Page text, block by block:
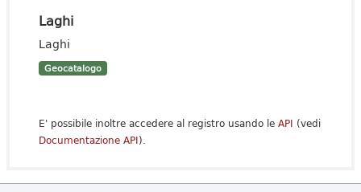
Laghi
Laghi
Geocatalogo
E' possibile inoltre accedere al registro usando le API (vedi
Documentazione API).